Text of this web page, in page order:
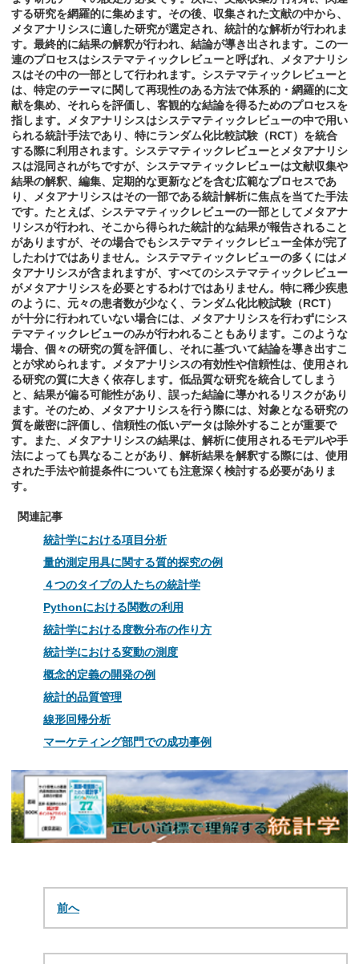
する研究を網羅的に集めます。その後、収集された文献の中から、
メタアナリシスに適した研究が選定され、統計的な解析が行われま
す。最終的に結果の解釈が行われ、結論が導き出されます。この一
連のプロセスはシステマティックレビューと呼ばれ、メタアナリシ
スはその中の一部として行われます。システマティックレビューと
は、特定のテーマに関して再現性のある方法で体系的・網羅的に文
献を集め、それらを評価し、客観的な結論を得るためのプロセスを
指します。メタアナリシスはシステマティックレビューの中で用い
られる統計手法であり、特にランダム化比較試験（RCT）を統合
する際に利用されます。システマティックレビューとメタアナリシ
スは混同されがちですが、システマティックレビューは文献収集や
結果の解釈、編集、定期的な更新などを含む広範なプロセスであ
り、メタアナリシスはその一部である統計解析に焦点を当てた手法
です。たとえば、システマティックレビューの一部としてメタアナ
リシスが行われ、そこから得られた統計的な結果が報告されること
がありますが、その場合でもシステマティックレビュー全体が完了
したわけではありません。システマティックレビューの多くにはメ
タアナリシスが含まれますが、すべてのシステマティックレビュー
がメタアナリシスを必要とするわけではありません。特に稀少疾患
のように、元々の患者数が少なく、ランダム化比較試験（RCT）
が十分に行われていない場合には、メタアナリシスを行わずにシス
テマティックレビューのみが行われることもあります。このような
場合、個々の研究の質を評価し、それに基づいて結論を導き出すこ
とが求められます。メタアナリシスの有効性や信頼性は、使用され
る研究の質に大きく依存します。低品質な研究を統合してしまう
と、結果が偏る可能性があり、誤った結論に導かれるリスクがあり
ます。そのため、メタアナリシスを行う際には、対象となる研究の
質を厳密に評価し、信頼性の低いデータは除外することが重要で
す。また、メタアナリシスの結果は、解析に使用されるモデルや手
法によっても異なることがあり、解析結果を解釈する際には、使用
された手法や前提条件についても注意深く検討する必要がありま
す。
関連記事
統計学における項目分析
量的測定用具に関する質的探究の例
４つのタイプの人たちの統計学
Pythonにおける関数の利用
統計学における度数分布の作り方
統計学における変動の測度
概念的定義の開発の例
統計的品質管理
線形回帰分析
マーケティング部門での成功事例
前へ